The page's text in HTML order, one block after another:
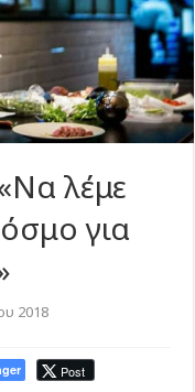
λέμε
για
2018
Post